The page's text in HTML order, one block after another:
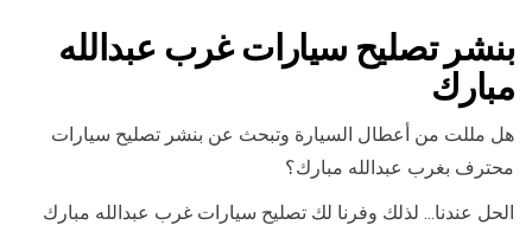
بنشر تصليح سيارات غرب عبدالله
مبارك
هل مللت من أعطال السيارة وتبحث عن بنشر تصليح سيارات
محترف بغرب عبدالله مبارك؟
الحل عندنا… لذلك وفرنا لك تصليح سيارات غرب عبدالله مبارك